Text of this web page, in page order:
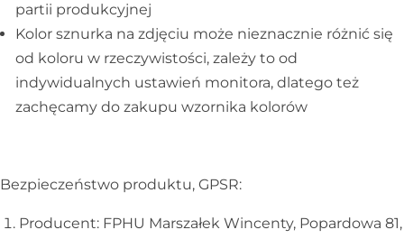
partii produkcyjnej
Kolor sznurka na zdjęciu może nieznacznie różnić się
od koloru w rzeczywistości, zależy to od
indywidualnych ustawień monitora, dlatego też
zachęcamy do zakupu wzornika kolorów
Bezpieczeństwo produktu, GPSR:
Producent: FPHU Marszałek Wincenty, Popardowa 81,